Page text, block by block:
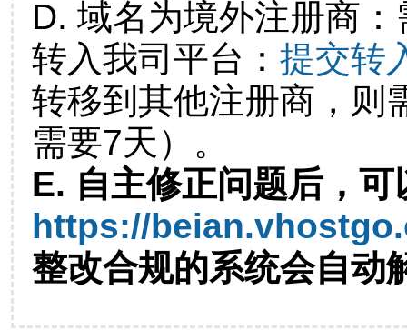
D. 域名为境外注册商
转入我司平台： 提交转
转移到其他注册商，则
需要7天）。
E. 自主修正问题后，可
https://
整改合规的系统会自动